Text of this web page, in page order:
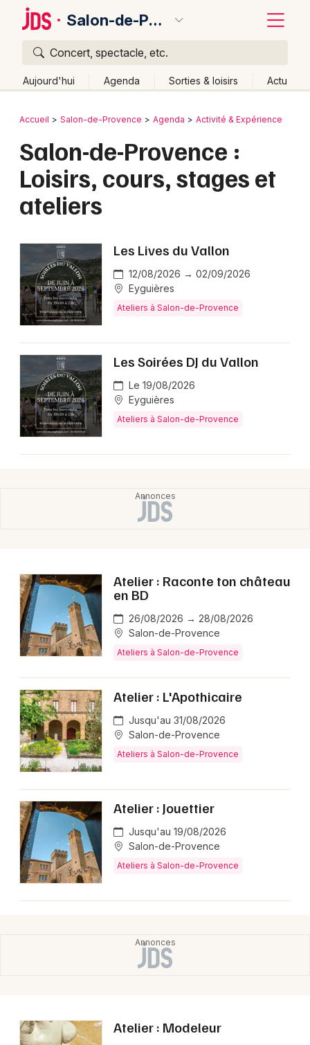
Salon-de-Provence
Concert, spectacle, etc.
Aujourd'hui Agenda Sorties & loisirs Actu
Publier un événement
Grands événements
Manifestations
Foires & salons
Concerts
Sports
Soirées
Ateliers dans les Bouches du Rhône
Ateliers en Provence-Alpes-Côte-d'Azur
Newsletter des sorties
Artistes en tournée
Actus à Salon-de-Provence
Magazine à Salon-de-Provence
13 - Bouches du Rhône
Choisir mes départements
Bordeaux
Colmar
Lille
Marseille
Mulhouse
Montpellier
Nantes
Nice
Paris
Strasbourg
Toulouse
Retour
Accueil Salon-de-Provence Agenda Activité & Expérience
Salon-de-Provence :
Loisirs, cours, stages et
ateliers
Les Lives du Vallon
12/08/2026 → 02/09/2026
Eyguières
Ateliers à Salon-de-Provence
Les Soirées DJ du Vallon
Le 19/08/2026
Eyguières
Ateliers à Salon-de-Provence
Atelier : Raconte ton château
en BD
26/08/2026 → 28/08/2026
Salon-de-Provence
Ateliers à Salon-de-Provence
Atelier : L'Apothicaire
Jusqu'au 31/08/2026
Salon-de-Provence
Ateliers à Salon-de-Provence
Atelier : Jouettier
Jusqu'au 19/08/2026
Salon-de-Provence
Ateliers à Salon-de-Provence
Atelier : Modeleur
Quoi ?
Où ?
Bouches du Rhône (13)
Provence-Alpes-Côte-d'Azur
Partout
Près de moi Changer de lieu
Quand ?